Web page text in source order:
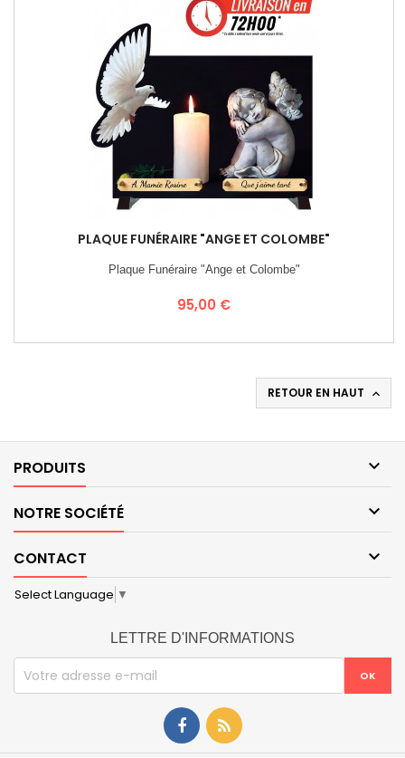
PLAQUE FUNÉRAIRE "ANGE ET COLOMBE"
Plaque Funéraire "Ange et Colombe"
Prix
95,00 €
RETOUR EN HAUT 
PRODUITS 
NOTRE SOCIÉTÉ 
CONTACT 
Select Language ▼
LETTRE D'INFORMATIONS